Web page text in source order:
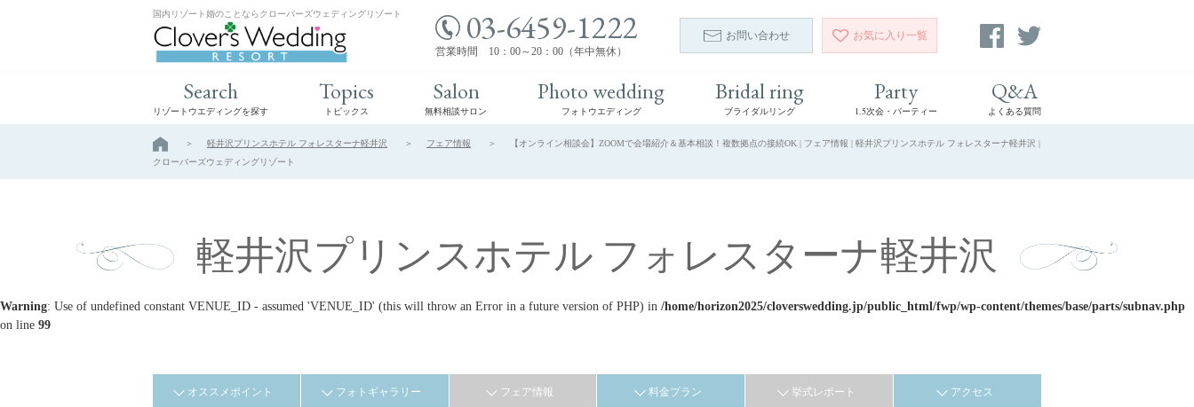
国内リゾート婚のことならクローバーズウェディングリゾート 03-6459-1222
営業時間 10：00～20：00（年中無休）
お問い合わせ お気に入り 一覧
Search
リゾートウエディングを探す
Topics
トピックス
Salon
無料相談サロン
Photo wedding
フォトウエディング
Bridal ring
ブライダルリング
Party
1.5次会・パーティー
Q&A
よくある質問
軽井沢プリンスホテル フォレスターナ軽井沢 フェア情報
【オンライン相談会】ZOOMで会場紹介＆基本相談！複数拠点の接続OK | フェア情報 | 軽井沢プリンスホテル フォレスターナ軽井沢 |
クローバーズウェディングリゾート
軽井沢プリンスホテル フォレスターナ軽井沢
Warning: Use of undefined constant VENUE_ID - assumed 'VENUE_ID' (this will throw an Error in a future version of PHP) in /home/horizon2025/cloverswedding.jp/public_html/fwp/wp-content/themes/base/parts/subnav.php
on line 99
オススメポイント フォトギャラリー フェア情報 料金プラン 挙式レポート アクセス